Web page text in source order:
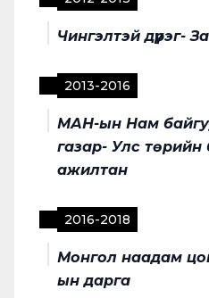
Чингэлтэй дүүрэг-
2013-2016
МАН-ын Нам
газар- Улс
ажилтан
2016-2018
Монгол наадам
ын дарга